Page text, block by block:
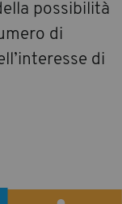
possibilità
di
di